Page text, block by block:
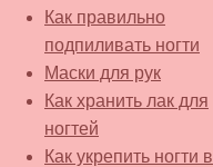
Как правильно
подпиливать ногти
Маски для рук
Как хранить лак для
ногтей
Как укрепить ногти в